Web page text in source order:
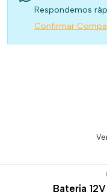
Respondemos
Confirmar
Bateria